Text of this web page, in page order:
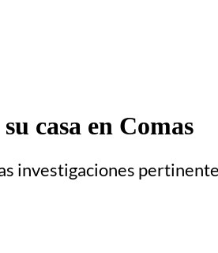
casa en Comas
investigaciones